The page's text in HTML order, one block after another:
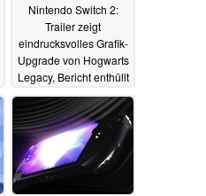
Nintendo Switch 2:
Trailer zeigt
eindrucksvolles Grafik-
Upgrade von Hogwarts
Legacy, Bericht enthüllt
Upgrade-Preis
14.05.2025